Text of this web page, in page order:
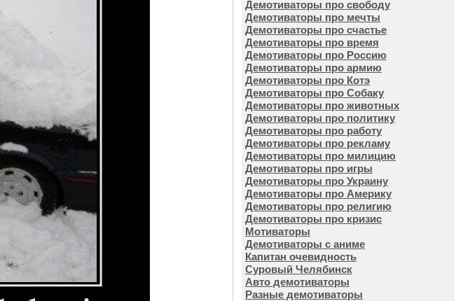
Демотиваторы про свободу
Демотиваторы про мечты
Демотиваторы про счастье
Демотиваторы про время
Демотиваторы про Россию
Демотиваторы про армию
Демотиваторы про Котэ
Демотиваторы про Собаку
Демотиваторы про животных
Демотиваторы про политику
Демотиваторы про работу
Демотиваторы про рекламу
Демотиваторы про милицию
Демотиваторы про игры
Демотиваторы про Украину
Демотиваторы про Америку
Демотиваторы про религию
Демотиваторы про кризис
Мотиваторы
Демотиваторы с аниме
Капитан очевидность
Суровый Челябинск
Авто демотиваторы
Разные демотиваторы